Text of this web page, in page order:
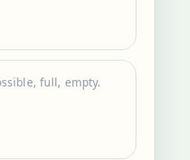
full, empty.